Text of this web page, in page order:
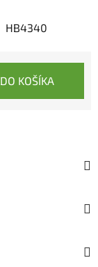
HB4340
DO KOŠÍKA